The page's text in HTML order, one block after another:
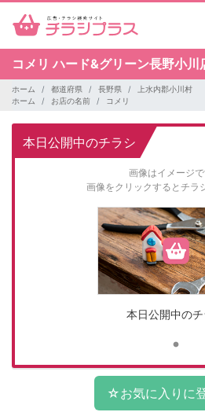
コメリハード&グリーン長野小川
ホーム 都道府県 長野県
上水内郡小川村
ホーム
お店の名前 コメリ
本日公開中のチラシ
画像はイメージで
画像をクリックするとチラ
本日公開中の